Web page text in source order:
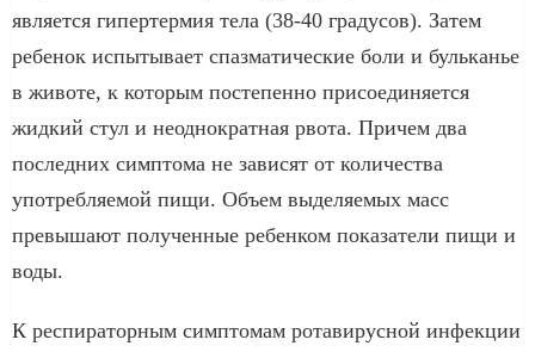
является гипертермия тела (38-40 градусов). Затем
ребенок испытывает спазматические боли и бульканье
в животе, к которым постепенно присоединяется
жидкий стул и неоднократная рвота. Причем два
последних симптома не зависят от количества
употребляемой пищи. Объем выделяемых масс
превышают полученные ребенком показатели пищи и
воды.
К респираторным симптомам ротавирусной инфекции